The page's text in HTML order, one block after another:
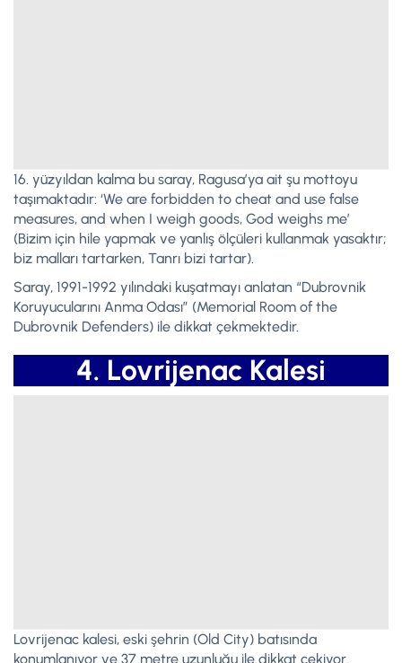
16. yüzyıldan kalma bu saray, Ragusa’ya ait şu mottoyu
taşımaktadır: ‘We are forbidden to cheat and use false
measures, and when I weigh goods, God weighs me’
(Bizim için hile yapmak ve yanlış ölçüleri kullanmak yasaktır;
biz malları tartarken, Tanrı bizi tartar).
Saray, 1991-1992 yılındaki kuşatmayı anlatan “Dubrovnik
Koruyucularını Anma Odası” (Memorial Room of the
Dubrovnik Defenders) ile dikkat çekmektedir.
4. Lovrijenac Kalesi
Lovrijenac kalesi, eski şehrin (Old City) batısında
konumlanıyor ve 37 metre uzunluğu ile dikkat çekiyor.